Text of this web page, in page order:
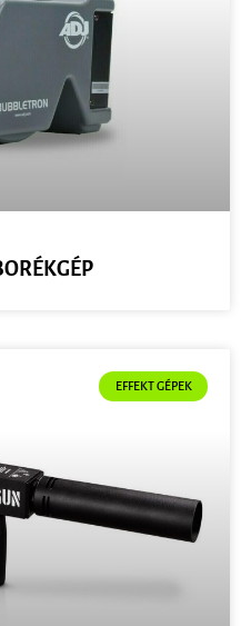
EFFEKT GÉPEK